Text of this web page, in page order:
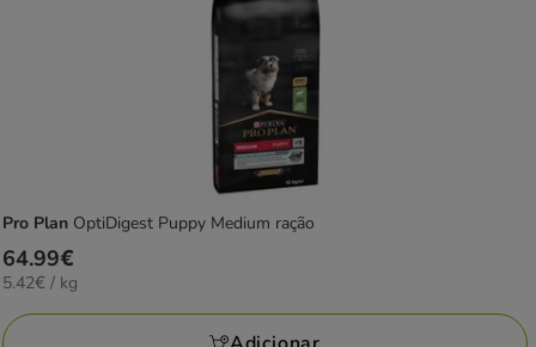
Pro Plan OptiDigest Puppy Medium ração
Preço
64.99€
64.99€
5.42€
KG
5.42€ / kg